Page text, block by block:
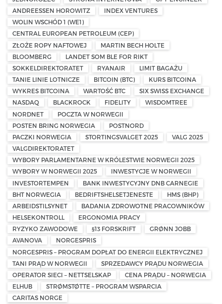
ANDREESSEN HOROWITZ
INDEX VENTURES
WOLIN WSCHÓD 1 (WE1)
CENTRAL EUROPEAN PETROLEUM (CEP)
ZŁOŻE ROPY NAFTOWEJ
MARTIN BECH HOLTE
BLOOMBERG
LANDET SOM BLE FOR RIKT
SOKKELDIREKTORATET
RYANAIR
LIMIT BAGAŻU
TANIE LINIE LOTNICZE
BITCOIN (BTC)
KURS BITCOINA
WYKRES BITCOINA
WARTOŚĆ BTC
SIX SWISS EXCHANGE
NASDAQ
BLACKROCK FIDELITY
WISDOMTREE
NORDNET
POCZTA W NORWEGII
POSTEN BRING NORWEGIA
POSTNORD
PACZKI NORWEGIA
STORTINGSVALGET 2025
VALG 2025
VALGDIREKTORATET
WYBORY PARLAMENTARNE W KRÓLESTWIE NORWEGII 2025
WYBORY W NORWEGII 2025
INWESTYCJE W NORWEGII
INVESTORTEMPEN
BANK INWESTYCYJNY DNB CARNEGIE
BHT NORWEGIA
BEDRIFTSHELSETJENESTE
HMS (BHP)
ARBEIDSTILSYNET
BADANIA ZDROWOTNE PRACOWNIKÓW
HELSEKONTROLL
ERGONOMIA PRACY
RYZYKO ZAWODOWE
§13 FORSKRIFT
GRØNN JOBB
AVANOVA
NORGESPRIS
NORGESPRIS – PROGRAM DOPŁAT DO ENERGII ELEKTRYCZNEJ
TANI PRĄD W NORWEGII
SPRZEDAWCY PRĄDU NORWEGIA
OPERATOR SIECI – NETTSELSKAP
CENA PRĄDU – NORWEGIA
ELHUB
STRØMSTØTTE – PROGRAM WSPARCIA
CARITAS NORGE